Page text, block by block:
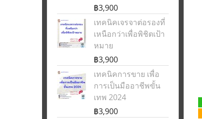
฿3,900
เทคนิคเจรจาต่อรองที่
เหนือกว่าเพื่อพิชิตเป้า
หมาย
฿3,900
เทคนิคการขาย เพื่อ
การเป็นมืออาชีพขั้น
เทพ 2024
฿3,900